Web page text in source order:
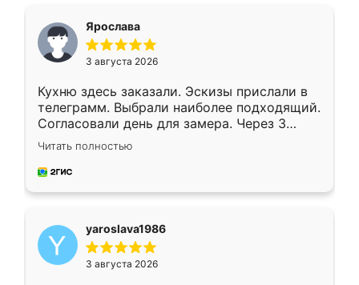
Ярослава
3 августа 2026
Кухню здесь заказали. Эскизы прислали в
телеграмм. Выбрали наиболее подходящий.
Согласовали день для замера. Через 3
недели кухня была уже готова. Остались
довольны работой. Спасибо Ренессанс
мебель за качественную работу!
Читать полностью
yaroslava1986
3 августа 2026